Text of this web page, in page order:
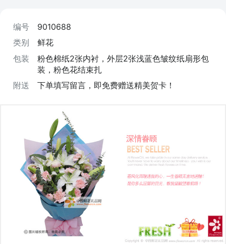
编号
9010688
类别
鲜花
包装
粉色棉纸2张内衬，外层2张浅蓝色皱纹纸扇形包
装，粉色花结束扎
附送
下单填写留言，即免费赠送精美贺卡！